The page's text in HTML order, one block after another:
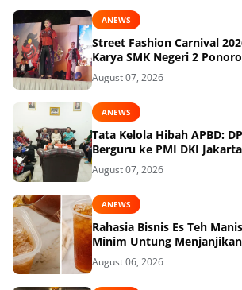
ANEWS
Street Fashion Carnival
Karya SMK Negeri 2
August 07, 2026
ANEWS
Tata Kelola Hibah APBD:
Berguru ke PMI DKI Jakarta
August 07, 2026
ANEWS
Rahasia Bisnis Es Teh
Minim Untung Menjanjikan
August 06, 2026